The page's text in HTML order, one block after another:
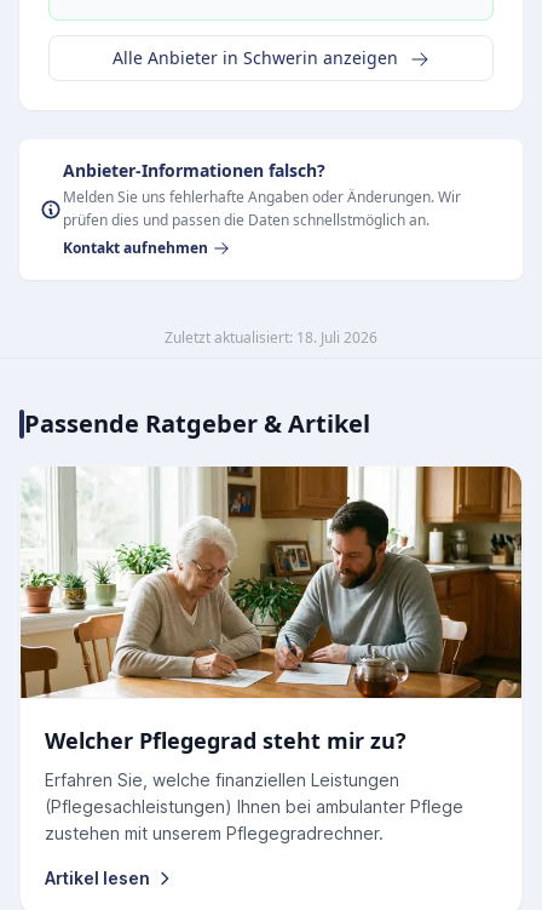
Alle Anbieter in Schwerin anzeigen
Anbieter-Informationen falsch?
Melden Sie uns fehlerhafte Angaben oder Änderungen. Wir
prüfen dies und passen die Daten schnellstmöglich an.
Kontakt aufnehmen
Zuletzt aktualisiert: 18. Juli 2026
Passende Ratgeber & Artikel
Welcher Pflegegrad steht mir zu?
Erfahren Sie, welche finanziellen Leistungen
(Pflegesachleistungen) Ihnen bei ambulanter Pflege
zustehen mit unserem Pflegegradrechner.
Artikel lesen